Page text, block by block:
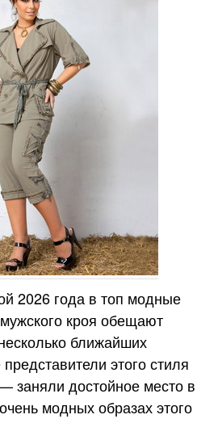
2026 года в топ модные
кроя обещают
ближайших
этого стиля
заняли достойное место в
модных образах этого